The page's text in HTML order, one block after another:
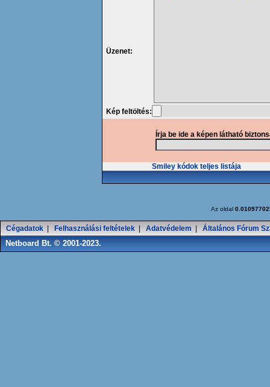
Üzenet:
Kép feltöltés:
Írja be ide a képen látható
Smiley kódok teljes listája
Az oldal
Cégadatok Felhasználási feltételek Adatvédelem Általános Fórum
Netboard Bt. © 2001-2023.